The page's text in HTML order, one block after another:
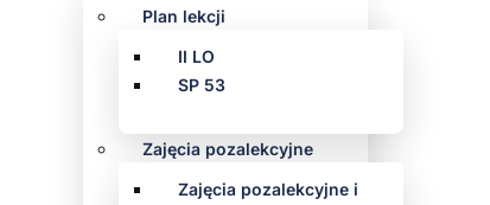
Plan lekcji
II LO
SP 53
Zajęcia pozalekcyjne
Zajęcia pozalekcyjne i